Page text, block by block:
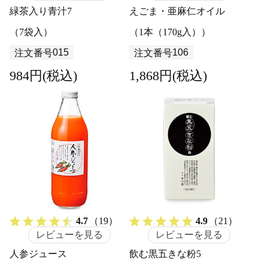
緑茶入り青汁7
（7袋入）
注文番号015
984円(税込)
えごま・亜麻仁オイル
（1本（170g入））
注文番号106
1,868円(税込)
4.7
（19）
レビューを見る
人参ジュース
4.9
（21）
レビューを見る
飲む黒五きな粉5